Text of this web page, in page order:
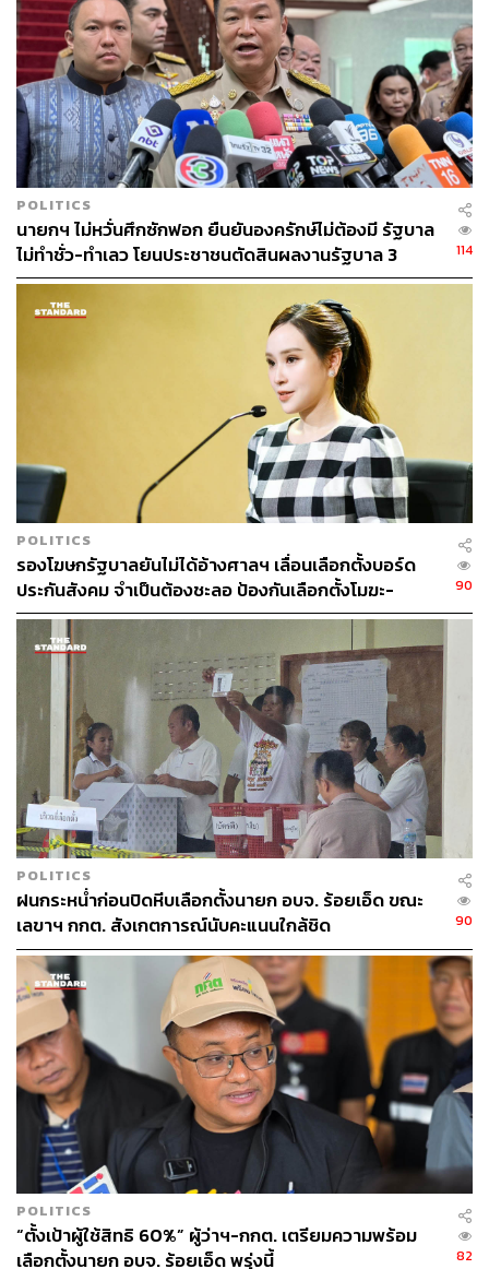
POLITICS
นายกฯ ไม่หวั่นศึกซักฟอก ยืนยันองครักษ์ไม่ต้องมี รัฐบาล
ไม่ทำชั่ว-ทำเลว โยนประชาชนตัดสินผลงานรัฐบาล 3
เดือน
114
POLITICS
รองโฆษกรัฐบาลยันไม่ได้อ้างศาลฯ เลื่อนเลือกตั้งบอร์ด
ประกันสังคม จำเป็นต้องชะลอ ป้องกันเลือกตั้งโมฆะ-
ปกป้องสิทธิผู้ประกันตน
90
POLITICS
ฝนกระหน่ำก่อนปิดหีบเลือกตั้งนายก อบจ. ร้อยเอ็ด ขณะ
เลขาฯ กกต. สังเกตการณ์นับคะแนนใกล้ชิด
90
POLITICS
“ตั้งเป้าผู้ใช้สิทธิ 60%” ผู้ว่าฯ-กกต. เตรียมความพร้อม
เลือกตั้งนายก อบจ. ร้อยเอ็ด พรุ่งนี้
82